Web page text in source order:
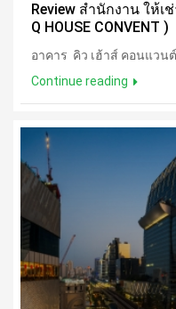
Review สำนักงาน ให้
Q HOUSE CONVENT )
อาคาร คิว เฮ้าส์ คอนแวนต์
Continue reading